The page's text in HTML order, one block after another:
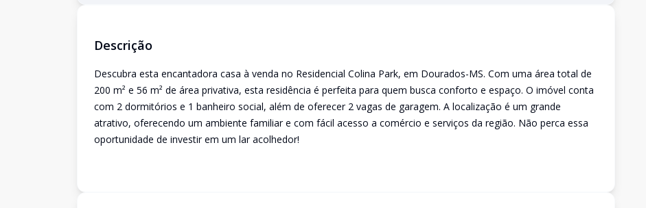
Descrição
Descubra esta encantadora casa à venda no Residencial Colina Park, em Dourados-MS. Com uma área total de
200 m² e 56 m² de área privativa, esta residência é perfeita para quem busca conforto e espaço. O imóvel conta
com 2 dormitórios e 1 banheiro social, além de oferecer 2 vagas de garagem. A localização é um grande
atrativo, oferecendo um ambiente familiar e com fácil acesso a comércio e serviços da região. Não perca essa
oportunidade de investir em um lar acolhedor!